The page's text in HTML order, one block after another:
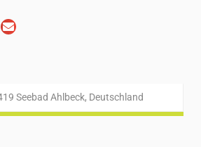
Seebad Ahlbeck, Deutschland